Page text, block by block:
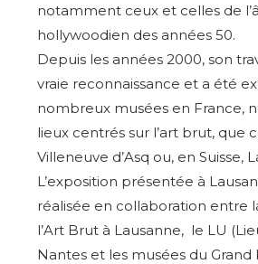
notamment ceux et celles de
hollywoodien des années 50.
Depuis les années 2000, son
vraie reconnaissance et a été
nombreux musées en France,
lieux centrés sur l’art brut, que
Villeneuve d’Asq ou, en Suisse,
L’exposition présentée à
réalisée en collaboration entre
l’Art Brut à Lausanne, le LU
Nantes et les musées du Grand